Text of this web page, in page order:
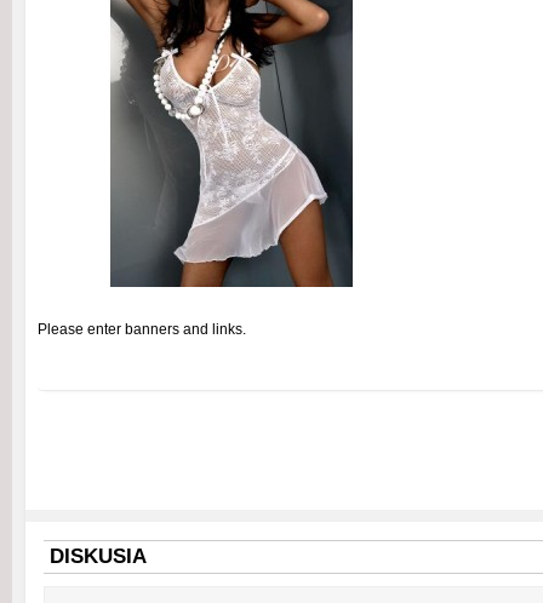
Please enter banners and links.
DISKUSIA